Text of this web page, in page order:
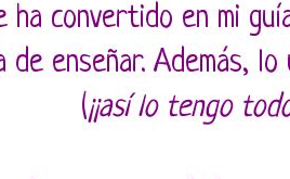
ha convertido en mi
de enseñar. Además,
(¡¡así lo tengo